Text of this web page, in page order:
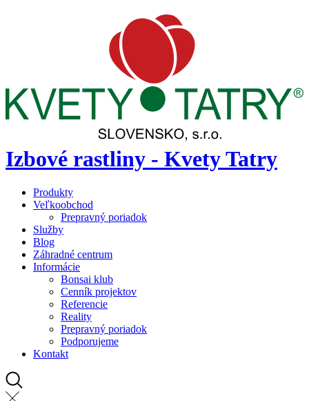
Izbové rastliny - Kvety Tatry
Produkty
Veľkoobchod
Prepravný poriadok
Služby
Blog
Záhradné centrum
Informácie
Bonsai klub
Cenník projektov
Referencie
Reality
Prepravný poriadok
Podporujeme
Kontakt